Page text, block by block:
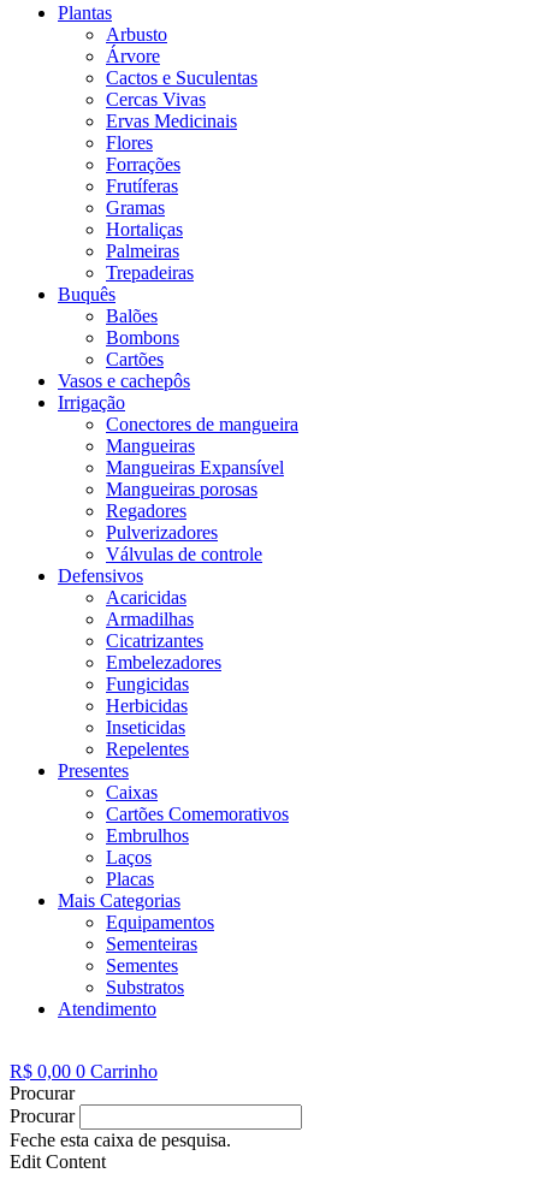
Plantas
Arbusto
Árvore
Cactos e Suculentas
Cercas Vivas
Ervas Medicinais
Flores
Forrações
Frutíferas
Gramas
Hortaliças
Palmeiras
Trepadeiras
Buquês
Balões
Bombons
Cartões
Vasos e cachepôs
Irrigação
Conectores de mangueira
Mangueiras
Mangueiras Expansível
Mangueiras porosas
Regadores
Pulverizadores
Válvulas de controle
Defensivos
Acaricidas
Armadilhas
Cicatrizantes
Embelezadores
Fungicidas
Herbicidas
Inseticidas
Repelentes
Presentes
Caixas
Cartões Comemorativos
Embrulhos
Laços
Placas
Mais Categorias
Equipamentos
Sementeiras
Sementes
Substratos
Atendimento
R$ 0,00 0 Carrinho
Procurar
Procurar
Feche esta caixa de pesquisa.
Edit Content